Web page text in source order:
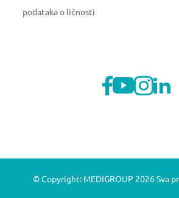
podataka o ličnosti
© Copyright: MEDIGROUP 2026 Sva